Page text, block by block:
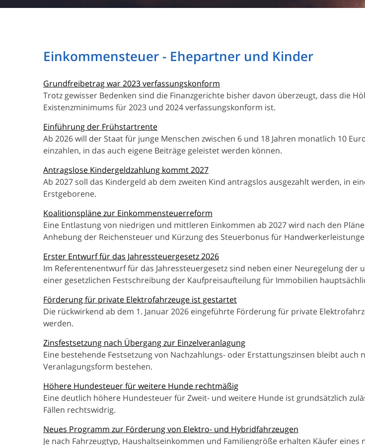
Einkommensteuer - Ehepartner und Kinder
Grundfreibetrag war 2023 verfassungskonform
Trotz gewisser Bedenken sind die Finanzgerichte bisher davon überzeugt, dass die
Existenzminimums für 2023 und 2024 verfassungskonform ist.
Einführung der Frühstartrente
Ab 2026 will der Staat für junge Menschen zwischen 6 und 18 Jahren monatlich 10
einzahlen, in das auch eigene Beiträge geleistet werden können.
Antragslose Kindergeldzahlung kommt 2027
Ab 2027 soll das Kindergeld ab dem zweiten Kind antragslos ausgezahlt werden, in
Erstgeborene.
Koalitionspläne zur Einkommensteuerreform
Eine Entlastung von niedrigen und mittleren Einkommen ab 2027 wird nach den
Anhebung der Reichensteuer und Kürzung des Steuerbonus für
Erster Entwurf für das Jahressteuergesetz 2026
Im Referentenentwurf für das Jahressteuergesetz sind neben einer Neuregelung der
einer gesetzlichen Festschreibung der Kaufpreisaufteilung für Immobilien
Förderung für private Elektrofahrzeuge ist gestartet
Die rückwirkend ab dem 1. Januar 2026 eingeführte Förderung für private
werden.
Zinsfestsetzung nach Übergang zur Einzelveranlagung
Eine bestehende Festsetzung von Nachzahlungs- oder Erstattungszinsen bleibt auch
Veranlagungsform bestehen.
Höhere Hundesteuer für weitere Hunde rechtmäßig
Eine deutlich höhere Hundesteuer für Zweit- und weitere Hunde ist grundsätzlich
Fällen rechtswidrig.
Neues Programm zur Förderung von Elektro- und Hybridfahrzeugen
Je nach Fahrzeugtyp, Haushaltseinkommen und Familiengröße erhalten Käufer